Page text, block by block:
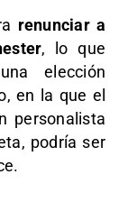
renunciar a
, lo que
elección
en la que el
personalista
podría ser